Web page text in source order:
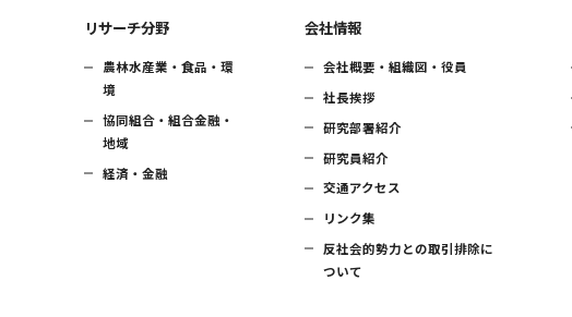
リサーチ分野
農林水産業・食品・環
境
協同組合・組合金融・
地域
経済・金融
会社情報
会社概要・組織図・役員
社長挨拶
研究部署紹介
研究員紹介
交通アクセス
リンク集
反社会的勢力との取引排除に
ついて